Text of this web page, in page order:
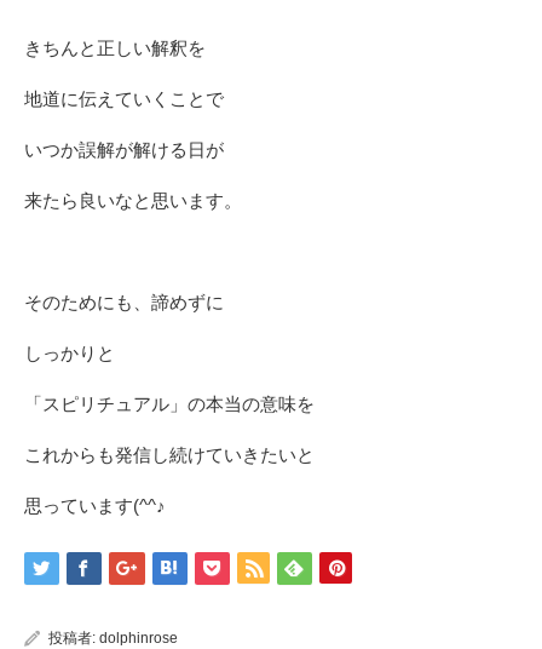
きちんと正しい解釈を
地道に伝えていくことで
いつか誤解が解ける日が
来たら良いなと思います。
そのためにも、諦めずに
しっかりと
「スピリチュアル」の本当の意味を
これからも発信し続けていきたいと
思っています(^^♪
投稿者: dolphinrose